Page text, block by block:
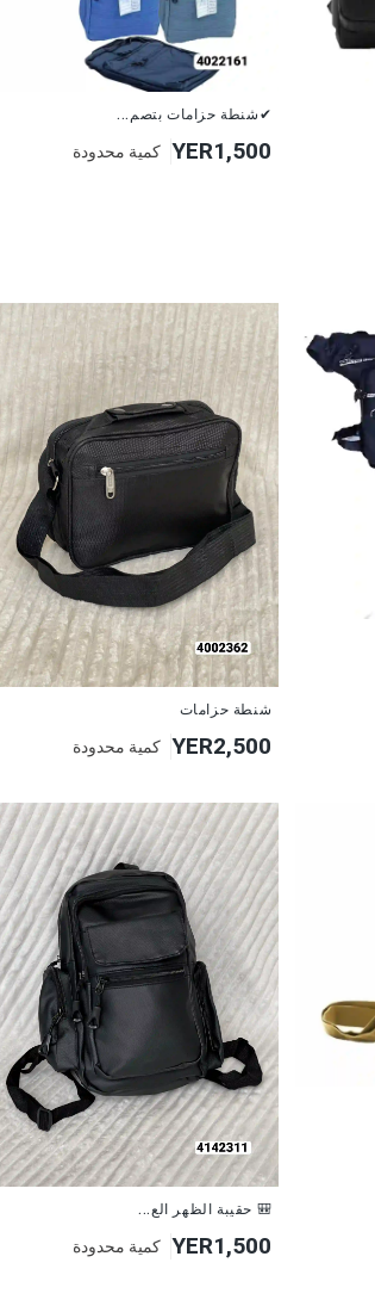
✔شنطة حزامات بتصم...
YER1,500 كمية محدودة
شنطة حزامات
YER2,500 كمية محدودة
🎒 حقيبة الظهر الع...
YER1,500 كمية محدودة